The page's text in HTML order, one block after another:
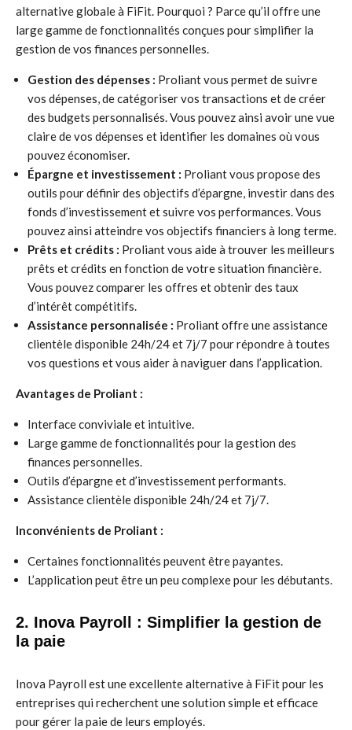
alternative globale à FiFit. Pourquoi ? Parce qu’il offre une
large gamme de fonctionnalités conçues pour simplifier la
gestion de vos finances personnelles.
Gestion des dépenses : Proliant vous permet de suivre
vos dépenses, de catégoriser vos transactions et de créer
des budgets personnalisés. Vous pouvez ainsi avoir une vue
claire de vos dépenses et identifier les domaines où vous
pouvez économiser.
Épargne et investissement : Proliant vous propose des
outils pour définir des objectifs d’épargne, investir dans des
fonds d’investissement et suivre vos performances. Vous
pouvez ainsi atteindre vos objectifs financiers à long terme.
Prêts et crédits : Proliant vous aide à trouver les meilleurs
prêts et crédits en fonction de votre situation financière.
Vous pouvez comparer les offres et obtenir des taux
d’intérêt compétitifs.
Assistance personnalisée : Proliant offre une assistance
clientèle disponible 24h/24 et 7j/7 pour répondre à toutes
vos questions et vous aider à naviguer dans l’application.
Avantages de Proliant :
Interface conviviale et intuitive.
Large gamme de fonctionnalités pour la gestion des
finances personnelles.
Outils d’épargne et d’investissement performants.
Assistance clientèle disponible 24h/24 et 7j/7.
Inconvénients de Proliant :
Certaines fonctionnalités peuvent être payantes.
L’application peut être un peu complexe pour les débutants.
2. Inova Payroll : Simplifier la gestion de
la paie
Inova Payroll est une excellente alternative à FiFit pour les
entreprises qui recherchent une solution simple et efficace
pour gérer la paie de leurs employés.